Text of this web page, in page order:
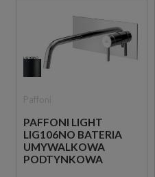
PAFFONI LIGHT
LIG106NO BATERIA
UMYWALKOWA
PODTYNKOWA